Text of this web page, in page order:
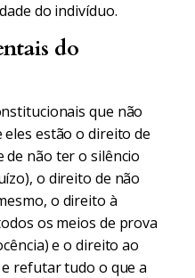
do indivíduo.
do
que não
estão o direito de
de não ter o silêncio
o direito de não
o direito à
os meios de prova
e o direito ao
refutar tudo o que a